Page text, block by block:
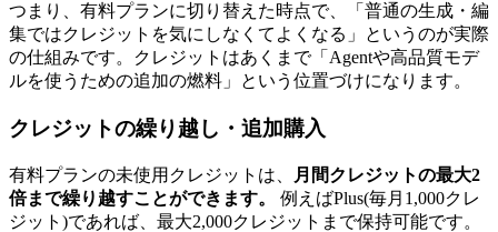
つまり、有料プランに切り替えた時点で、「普通の生成・編
集ではクレジットを気にしなくてよくなる」というのが実際
の仕組みです。クレジットはあくまで「Agentや高品質モデ
ルを使うための追加の燃料」という位置づけになります。
クレジットの繰り越し・追加購入
有料プランの未使用クレジットは、
月間クレジットの最大2
倍まで繰り越すことができます。
例えばPlus(毎月1,000クレ
ジット)であれば、最大2,000クレジットまで保持可能です。